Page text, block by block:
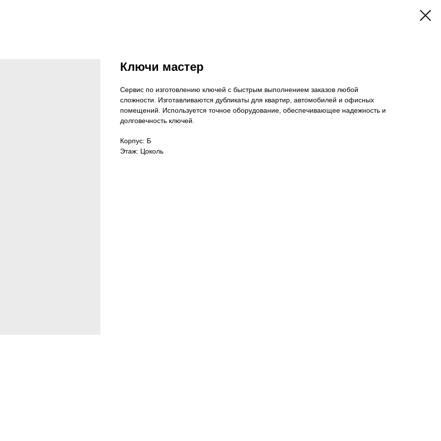
Ключи мастер
Сервис по изготовлению ключей с быстрым выполнением заказов любой
сложности. Изготавливаются дубликаты для квартир, автомобилей и офисных
помещений. Используется точное оборудование, обеспечивающее надежность и
долговечность ключей.
Корпус: Б
Этаж: Цоколь